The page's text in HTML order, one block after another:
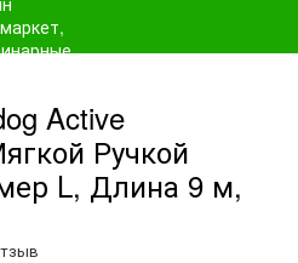
Active
Ручкой
L, Длина 9 м,